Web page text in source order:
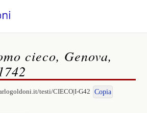
cieco, Genova,
testi/CIECO|I-G42 Copia